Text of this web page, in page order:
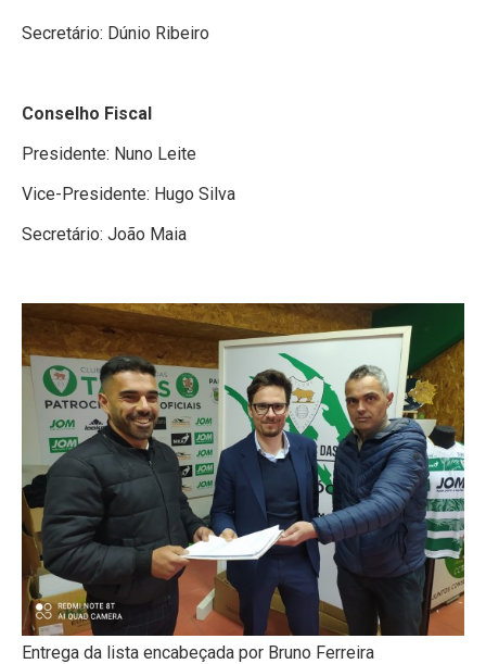
Secretário: Dúnio Ribeiro
Conselho Fiscal
Presidente: Nuno Leite
Vice-Presidente: Hugo Silva
Secretário: João Maia
Entrega da lista encabeçada por Bruno Ferreira